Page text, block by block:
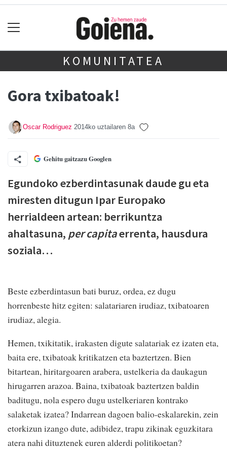
KOMUNITATEA
Gora txibatoak!
Oscar Rodriguez 2014ko uztailaren 8a
Gehitu gaitzazu Googlen
Egundoko ezberdintasunak daude gu eta
miresten ditugun Ipar Europako
herrialdeen artean: berrikuntza
ahaltasuna, per capitaerrenta, hausdura
soziala…
Beste ezberdintasun bati buruz, ordea, ez dugu
horrenbeste hitz egiten: salatariaren irudiaz, txibatoaren
irudiaz, alegia.
Hemen, txikitatik, irakasten digute salatariak ez izaten eta,
baita ere, txibatoak kritikatzen eta baztertzen. Bien
bitartean, hiritargoaren arabera, ustelkeria da daukagun
hirugarren arazoa. Baina, txibatoak baztertzen baldin
baditugu, nola espero dugu ustelkeriaren kontrako
salaketak izatea? Indarrean dagoen balio-eskalarekin, zein
etorkizun izango dute, adibidez, trapu zikinak eguzkitara
atera nahi dituztenek euren alderdi politikoetan?